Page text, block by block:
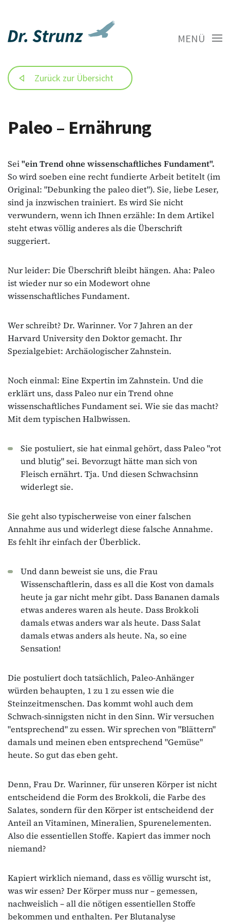
MENÜ
Zurück zur Übersicht
Paleo – Ernährung
Sei"ein Trend ohne wissenschaftliches Fundament".
So wird soeben eine recht fundierte Arbeit betitelt (im
Original: "Debunking the paleo diet"). Sie, liebe Leser,
sind ja inzwischen trainiert. Es wird Sie nicht
verwundern, wenn ich Ihnen erzähle: In dem Artikel
steht etwas völlig anderes als die Überschrift
suggeriert.
Nur leider: Die Überschrift bleibt hängen. Aha: Paleo
ist wieder nur so ein Modewort ohne
wissenschaftliches Fundament.
Wer schreibt? Dr. Warinner. Vor 7 Jahren an der
Harvard University den Doktor gemacht. Ihr
Spezialgebiet: Archäologischer Zahnstein.
Noch einmal: Eine Expertin im Zahnstein. Und die
erklärt uns, dass Paleo nur ein Trend ohne
wissenschaftliches Fundament sei. Wie sie das macht?
Mit dem typischen Halbwissen.
Sie postuliert, sie hat einmal gehört, dass Paleo "rot
und blutig" sei. Bevorzugt hätte man sich von
Fleisch ernährt. Tja. Und diesen Schwachsinn
widerlegt sie.
Sie geht also typischerweise von einer falschen
Annahme aus und widerlegt diese falsche Annahme.
Es fehlt ihr einfach der Überblick.
Und dann beweist sie uns, die Frau
Wissenschaftlerin, dass es all die Kost von damals
heute ja gar nicht mehr gibt. Dass Bananen damals
etwas anderes waren als heute. Dass Brokkoli
damals etwas anders war als heute. Dass Salat
damals etwas anders als heute. Na, so eine
Sensation!
Die postuliert doch tatsächlich, Paleo-Anhänger
würden behaupten, 1 zu 1 zu essen wie die
Steinzeitmenschen. Das kommt wohl auch dem
Schwach-sinnigsten nicht in den Sinn. Wir versuchen
"entsprechend" zu essen. Wir sprechen von "Blättern"
damals und meinen eben entsprechend "Gemüse"
heute. So gut das eben geht.
Denn, Frau Dr. Warinner, für unseren Körper ist nicht
entscheidend die Form des Brokkoli, die Farbe des
Salates, sondern für den Körper ist entscheidend der
Anteil an Vitaminen, Mineralien, Spurenelementen.
Also die essentiellen Stoffe. Kapiert das immer noch
niemand?
Kapiert wirklich niemand, dass es völlig wurscht ist,
was wir essen? Der Körper muss nur – gemessen,
nachweislich – all die nötigen essentiellen Stoffe
bekommen und enthalten. Per Blutanalyse